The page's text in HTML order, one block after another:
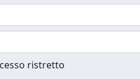
ristretto